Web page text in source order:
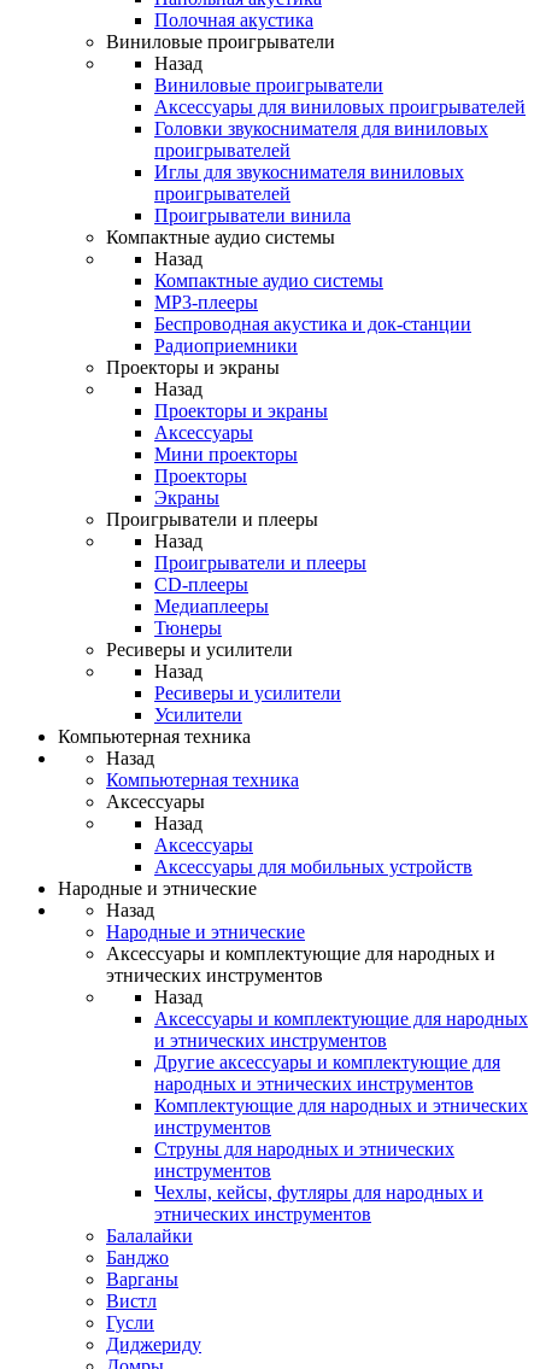
Полочная акустика
Виниловые проигрыватели
Назад
Виниловые проигрыватели
Аксессуары для виниловых проигрывателей
Головки звукоснимателя для виниловых
проигрывателей
Иглы для звукоснимателя виниловых
проигрывателей
Проигрыватели винила
Компактные аудио системы
Назад
Компактные аудио системы
MP3-плееры
Беспроводная акустика и док-станции
Радиоприемники
Проекторы и экраны
Назад
Проекторы и экраны
Аксессуары
Мини проекторы
Проекторы
Экраны
Проигрыватели и плееры
Назад
Проигрыватели и плееры
CD-плееры
Медиаплееры
Тюнеры
Ресиверы и усилители
Назад
Ресиверы и усилители
Усилители
Компьютерная техника
Назад
Компьютерная техника
Аксессуары
Назад
Аксессуары
Аксессуары для мобильных устройств
Народные и этнические
Назад
Народные и этнические
Аксессуары и комплектующие для народных и
этнических инструментов
Назад
Аксессуары и комплектующие для народных
и этнических инструментов
Другие аксессуары и комплектующие для
народных и этнических инструментов
Комплектующие для народных и этнических
инструментов
Струны для народных и этнических
инструментов
Чехлы, кейсы, футляры для народных и
этнических инструментов
Балалайки
Банджо
Варганы
Вистл
Гусли
Диджериду